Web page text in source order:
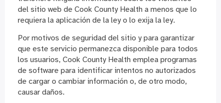
del sitio web de Cook County Health a menos que lo
requiera la aplicación de la ley o lo exija la ley.
Por motivos de seguridad del sitio y para garantizar
que este servicio permanezca disponible para todos
los usuarios, Cook County Health emplea programas
de software para identificar intentos no autorizados
de cargar o cambiar información o, de otro modo,
causar daños.